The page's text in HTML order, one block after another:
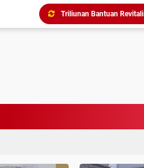
Triliunan Bantuan
Menindak Lanjuti Arahan